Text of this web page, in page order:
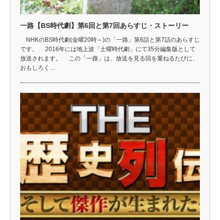
一路【BS時代劇】第6回と第7回あらすじ・ストーリー
NHKのBS時代劇(金曜20時～)の「一路」第6話と第7話のあらすじ
です。 2016年には地上波「土曜時代劇」にて35分編集版として
放送されます。 この「一路」は、放送を見る回を重ねるたびに、
おもしろく…